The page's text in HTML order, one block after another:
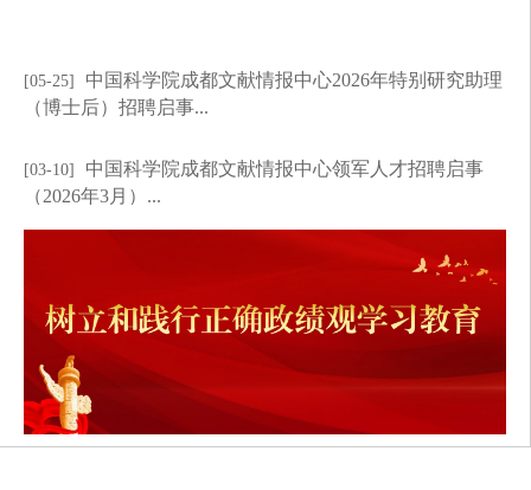
（博士后）招聘启事...
（2026年3月）...
[03-04] 中国科学院成都文献情报中心特别研究助理招聘启
事（2026年3月）...
[03-04] 中国科学院成都文献情报中心项目聘用人员招聘启
事（2026年3月）...